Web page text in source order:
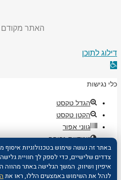
האתר מקודם
דילוג לתוכן
פתח
נגישות
כלי נגישות
הגדל טקסט
הקטן טקסט
גווני אפור
ניגודיות גבוהה
ניגודיות הפוכה
רקע בהיר
הדגשת קישורים
צדדים שלישיים, כדי לספק לך חוויית
איפיון ושיווק. המשך הגלישה באתר
לנהל את השימוש באמצעים הללו, ראו את